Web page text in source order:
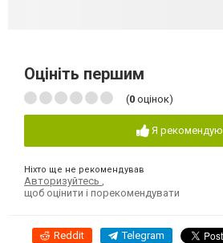
Оцініть першим
(0 оцінок)
Я рекомендую
Ніхто ще не рекомендував
Авторизуйтесь ,
щоб оцінити і порекомендувати
Reddit Telegram